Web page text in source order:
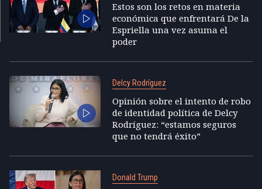
Estos son los retos en materia
económica que enfrentará De la
Espriella una vez asuma el
poder
Delcy Rodríguez
Opinión sobre el intento de robo
de identidad política de Delcy
Rodríguez: “estamos seguros
que no tendrá éxito”
Donald Trump